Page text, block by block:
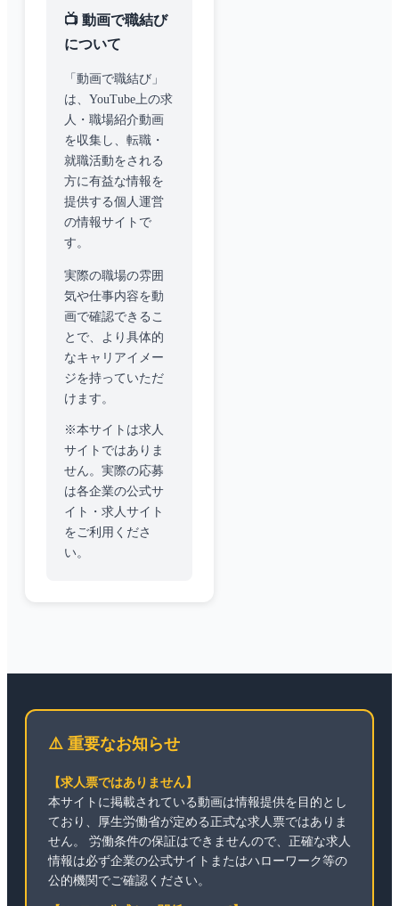
📺 動画で職結び
について
「動画で職結び」
は、YouTube上の求
人・職場紹介動画
を収集し、転職・
就職活動をされる
方に有益な情報を
提供する個人運営
の情報サイトで
す。
実際の職場の雰囲
気や仕事内容を動
画で確認できるこ
とで、より具体的
なキャリアイメー
ジを持っていただ
けます。
※本サイトは求人
サイトではありま
せん。実際の応募
は各企業の公式サ
イト・求人サイト
をご利用くださ
い。
⚠️ 重要なお知らせ
【求人票ではありません】
本サイトに掲載されている動画は情報提供を目的とし
ており、厚生労働省が定める正式な求人票ではありま
せん。 労働条件の保証はできませんので、正確な求人
情報は必ず企業の公式サイトまたはハローワーク等の
公的機関でご確認ください。